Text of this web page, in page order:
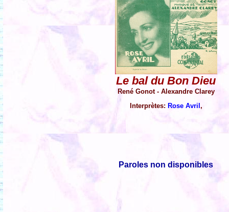
Le bal du Bon Dieu
René Gonot - Alexandre Clarey
Interprètes: Rose Avril,
Paroles non disponibles